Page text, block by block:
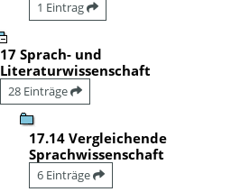
1 Eintrag
17 Sprach- und
Literaturwissenschaft
28 Einträge
17.14 Vergleichende
Sprachwissenschaft
6 Einträge